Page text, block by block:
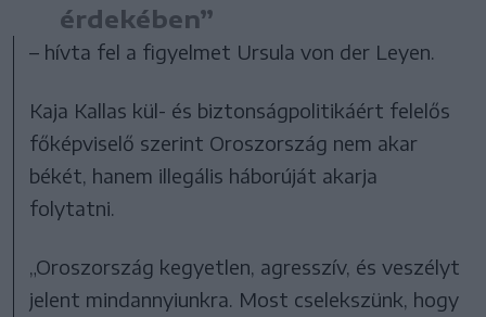
érdekében”
– hívta fel a figyelmet Ursula von der Leyen.
Kaja Kallas kül- és biztonságpolitikáért felelős
főképviselő szerint Oroszország nem akar
békét, hanem illegális háborúját akarja
folytatni.
„Oroszország kegyetlen, agresszív, és veszélyt
jelent mindannyiunkra. Most cselekszünk, hogy